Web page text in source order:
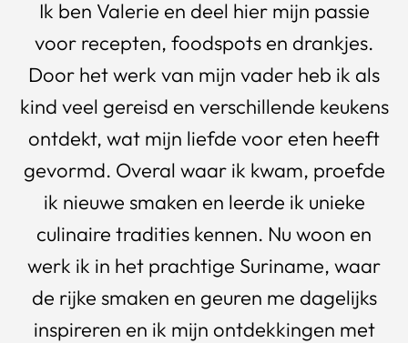
Ik ben Valerie en deel hier mijn passie
voor recepten, foodspots en drankjes.
Door het werk van mijn vader heb ik als
kind veel gereisd en verschillende keukens
ontdekt, wat mijn liefde voor eten heeft
gevormd. Overal waar ik kwam, proefde
ik nieuwe smaken en leerde ik unieke
culinaire tradities kennen. Nu woon en
werk ik in het prachtige Suriname, waar
de rijke smaken en geuren me dagelijks
inspireren en ik mijn ontdekkingen met